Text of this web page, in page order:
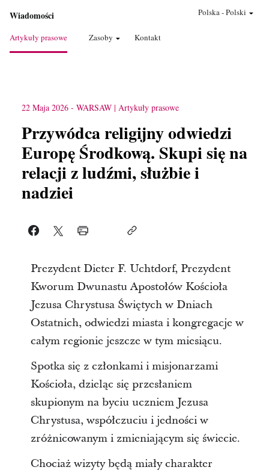
Wiadomości
Artykuły prasowe Zasoby Kontakt
Polska-Polski
22 Maja 2026 - WARSAW Artykuły prasowe
Przywódca religijny odwiedzi
Europę Środkową. Skupi się na
relacji z ludźmi, służbie i
nadziei
Prezydent Dieter F. Uchtdorf, Prezydent
Kworum Dwunastu Apostołów Kościoła
Jezusa Chrystusa Świętych w Dniach
Ostatnich, odwiedzi miasta i kongregacje w
całym regionie jeszcze w tym miesiącu.
Spotka się z członkami i misjonarzami
Kościoła, dzieląc się przesłaniem
skupionym na byciu uczniem Jezusa
Chrystusa, współczuciu i jedności w
zróżnicowanym i zmieniającym się świecie.
Chociaż wizyty będą miały charakter